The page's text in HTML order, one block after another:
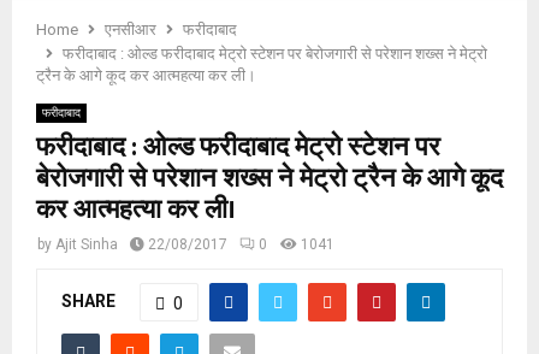
Home एनसीआर
फरीदाबाद
फरीदाबाद : ओल्ड फरीदाबाद मेट्रो स्टेशन पर बेरोजगारी से परेशान शख्स ने मेट्रो
ट्रैन के आगे कूद कर आत्महत्या कर ली।
फरीदाबाद
फरीदाबाद : ओल्ड फरीदाबाद मेट्रो स्टेशन पर
बेरोजगारी से परेशान शख्स ने मेट्रो ट्रैन के आगे कूद
कर आत्महत्या कर ली।
by Ajit Sinha 22/08/2017 0 1041
SHARE 0